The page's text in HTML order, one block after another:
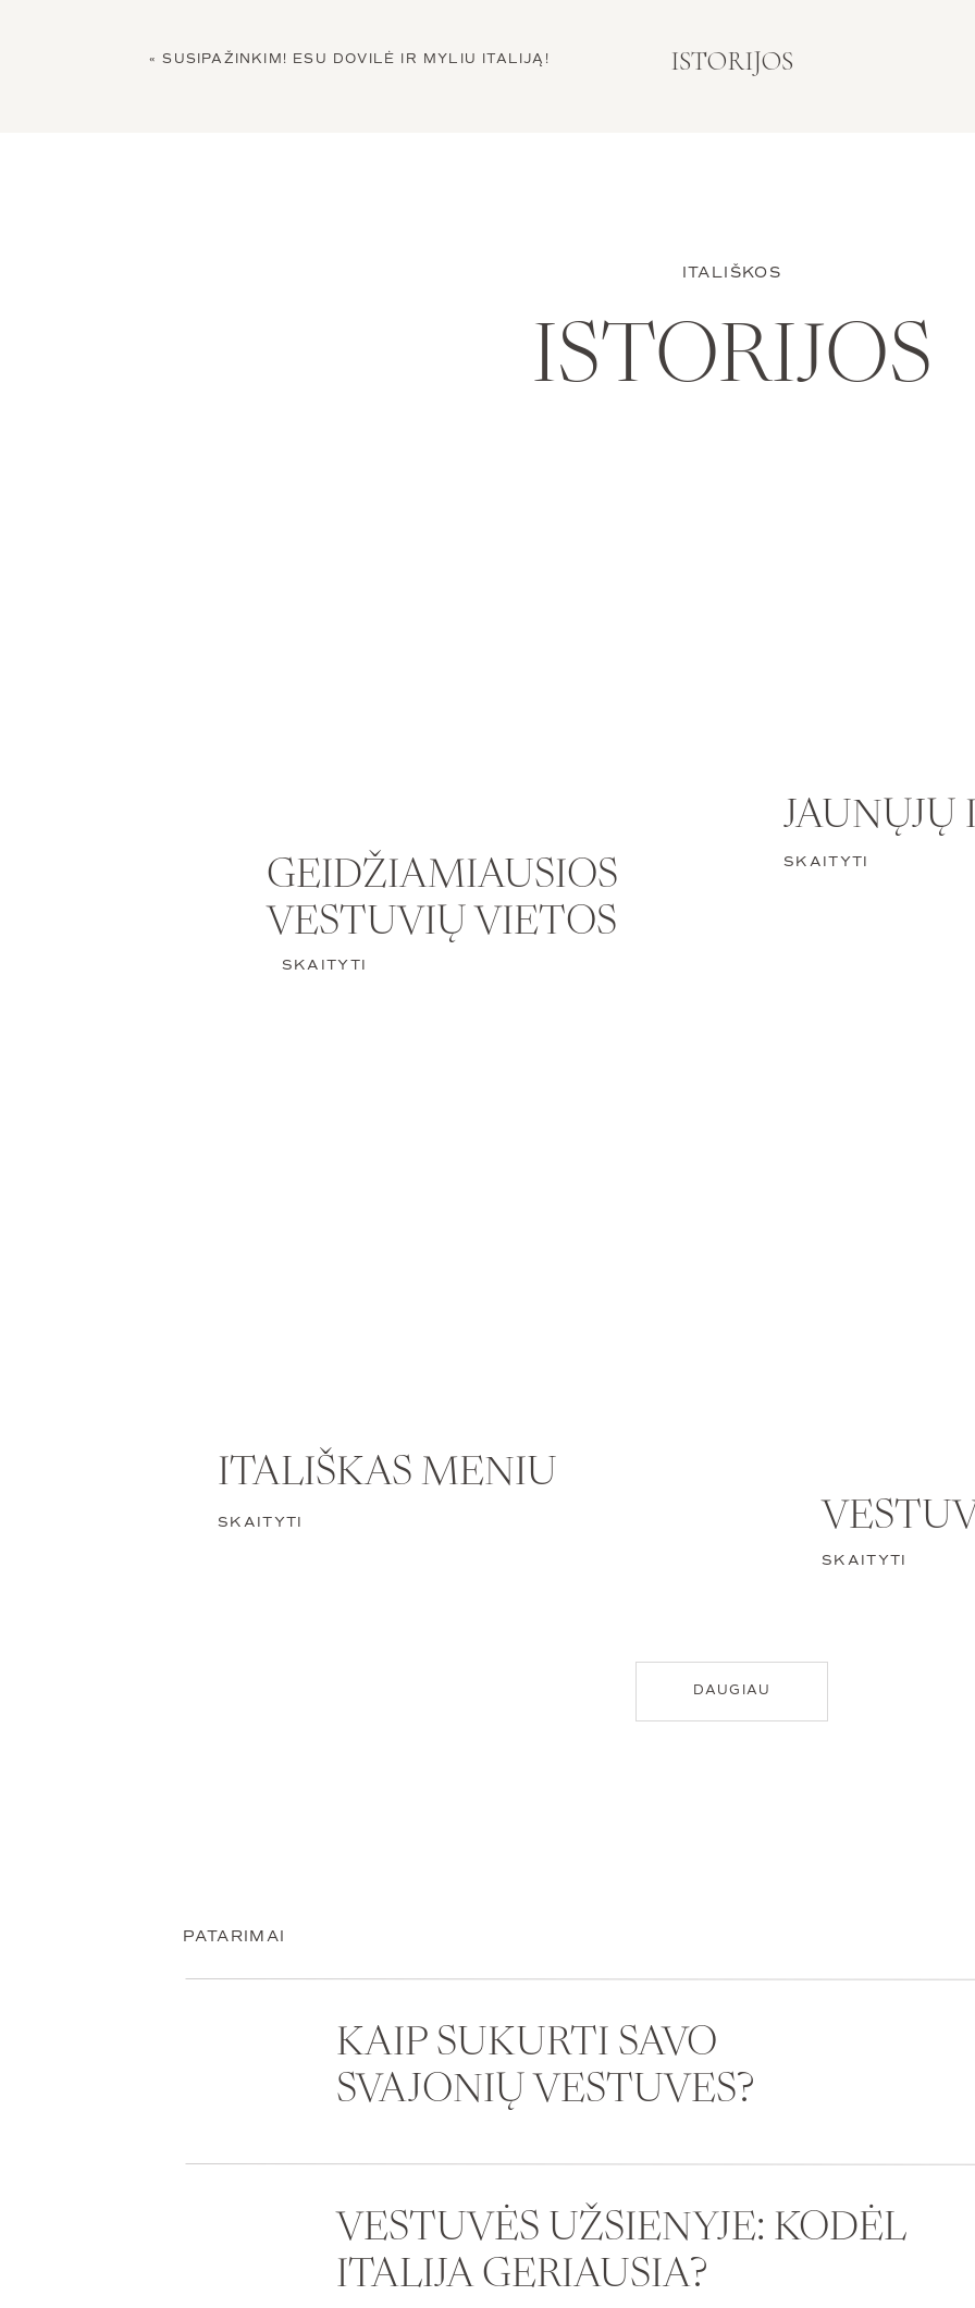
«SUSIPAŽINKIM! ESU DOVILĖ IR MYLIU ITALIJĄ! ISTORIJOS
ITALIŠKOS
ISTORIJOS
GEIDŽIAMIAUSIOS
VESTUVIŲ VIETOS
SKAITYTI
JAUNŲJŲ
SKAITYTI
ITALIŠKAS MENIU
SKAITYTI
SKAITYTI
DAUGIAU
PATARIMAI
KAIP SUKURTI SAVO
SVAJONIŲ VESTUVES?
VESTUVĖS UŽSIENYJE: KODĖL
ITALIJA GERIAUSIA?